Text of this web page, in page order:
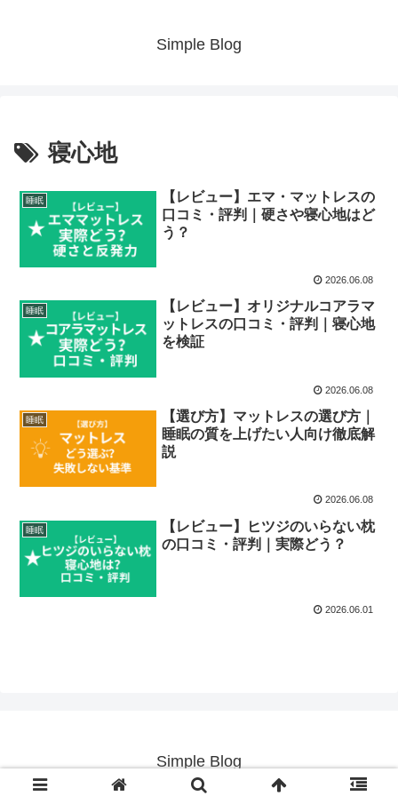
Simple Blog
寝心地
睡眠
【レビュー】エマ・マットレスの
口コミ・評判｜硬さや寝心地はど
う？
2026.06.08
睡眠
【レビュー】オリジナルコアラマ
ットレスの口コミ・評判｜寝心地
を検証
2026.06.08
睡眠
【選び方】マットレスの選び方｜
睡眠の質を上げたい人向け徹底解
説
2026.06.08
睡眠
【レビュー】ヒツジのいらない枕
の口コミ・評判｜実際どう？
2026.06.01
Simple Blog
© 2026 Simple Blog.